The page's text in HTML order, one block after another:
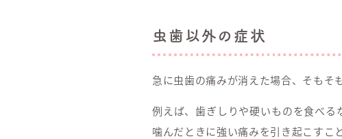
虫歯以外の症状
急に虫歯の痛みが消えた場合、そもそ
例えば、歯ぎしりや硬いものを食べる
噛んだときに強い痛みを引き起こすこ